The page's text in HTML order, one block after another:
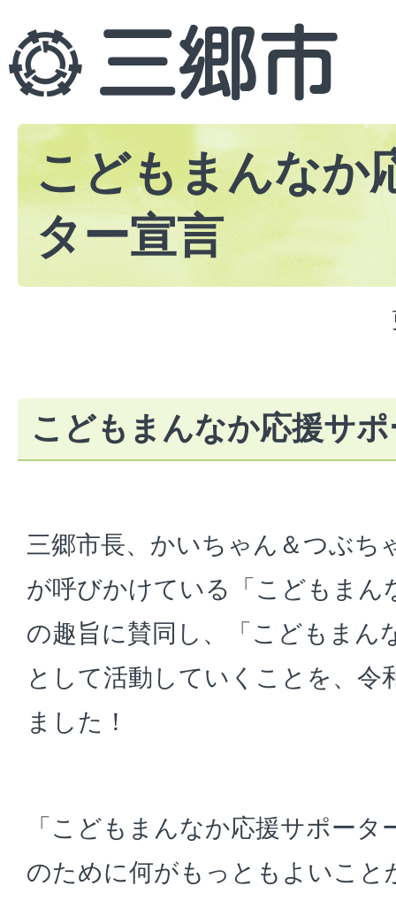
こどもまんなか
ター宣言
こどもまんなか応援サ
三郷市長、かいちゃん＆つぶち
が呼びかけている「こどもまん
の趣旨に賛同し、「こどもまん
として活動していくことを、令
ました！
「こどもまんなか応援サポー
のために何がもっともよいこと